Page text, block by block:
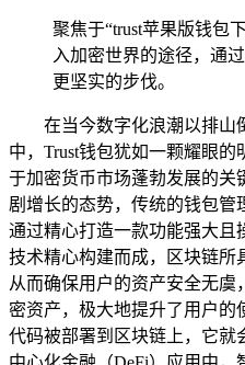
聚焦于“trust苹果版钱包
入加密世界的途径，通
更坚实的步伐。
在当今数字化浪潮以排山
中，Trust钱包犹如一颗耀眼
于加密货币市场蓬勃发展的关
剧增长的态势，传统的钱包管
通过精心打造一款功能强大且
技术精心构建而成，区块链所
从而确保用户的资产安全无
密资产，极大地提升了用户的
代码被部署到区块链上，它就